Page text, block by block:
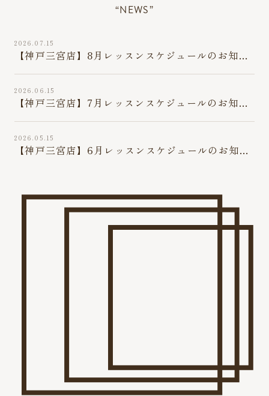
“NEWS”
2026.07.15
【神戸三宮店】8月レッスンスケジュールのお知ら
2026.06.15
【神戸三宮店】7月レッスンスケジュールのお知ら
2026.05.15
【神戸三宮店】6月レッスンスケジュールのお知ら